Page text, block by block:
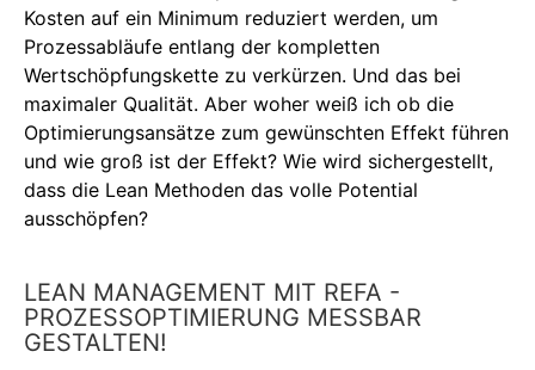
Kosten auf ein Minimum reduziert werden, um
Prozessabläufe entlang der kompletten
Wertschöpfungskette zu verkürzen. Und das bei
maximaler Qualität. Aber woher weiß ich ob die
Optimierungsansätze zum gewünschten Effekt führen
und wie groß ist der Effekt? Wie wird sichergestellt,
dass die Lean Methoden das volle Potential
ausschöpfen?
LEAN MANAGEMENT MIT REFA -
PROZESSOPTIMIERUNG MESSBAR
GESTALTEN!